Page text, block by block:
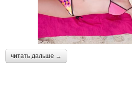
читать дальше →